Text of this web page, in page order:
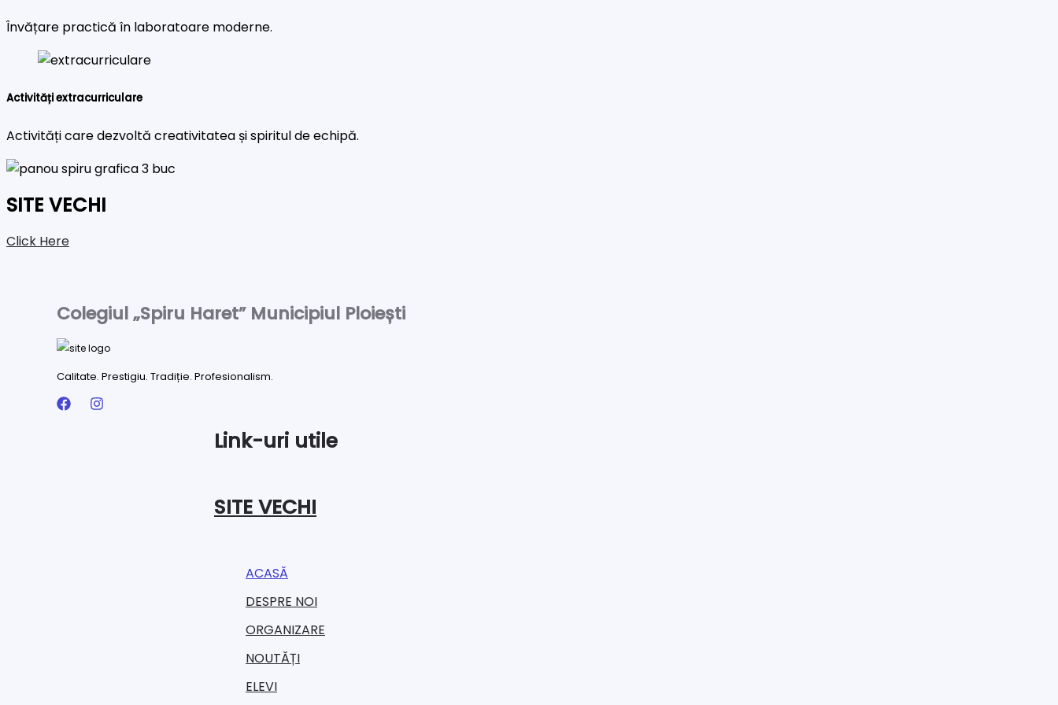
Învățare practică în laboratoare moderne.
Activități extracurriculare
Activități care dezvoltă creativitatea și spiritul de echipă.
SITE VECHI
Click Here
Colegiul „Spiru Haret” Municipiul Ploiești
Calitate. Prestigiu. Tradiție. Profesionalism.
Link-uri utile
SITE VECHI
ACASĂ
DESPRE NOI
ORGANIZARE​
NOUTĂȚI
ELEVI